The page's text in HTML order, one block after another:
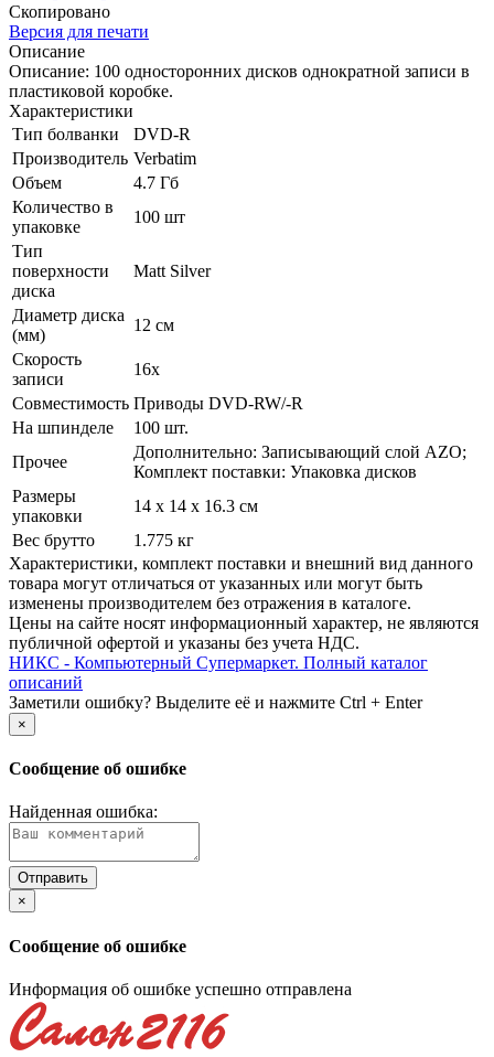
Скопировано
Версия для печати
Описание
Описание: 100 односторонних дисков однократной записи в
пластиковой коробке.
Характеристики
Тип болванки
DVD-R
Производитель Verbatim
Объем
4.7 Гб
Количество в
упаковке
100 шт
Тип
поверхности
диска
Matt Silver
Диаметр диска
(мм)
12 см
Скорость
записи
16x
Совместимость Приводы DVD-RW/­-R
На шпинделе
100 шт.
Прочее
Дополнительно: Записывающий слой AZO;
Комплект поставки: Упаковка дисков
Размеры
упаковки
14 x 14 x 16.3 см
Вес брутто
1.775 кг
Xарактеристики, комплект поставки и внешний вид данного
товара могут отличаться от указанных или могут быть
изменены производителем без отражения в каталоге.
Цены на сайте носят информационный характер, не являются
публичной офертой и указаны без учета НДС.
НИКС - Компьютерный Cупермаркет. Полный каталог
описаний
Заметили ошибку? Выделите её и нажмите Ctrl + Enter
×
Сообщение об ошибке
Найденная ошибка:
×
Сообщение об ошибке
Информация об ошибке успешно отправлена